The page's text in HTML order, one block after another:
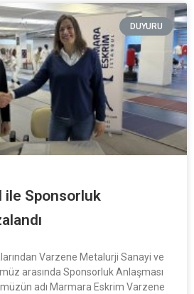
DUYURU
ile Sponsorluk
Varzene Metalurji Sanayi ve
arasında Sponsorluk Anlaşması
adı Marmara Eskrim Varzene